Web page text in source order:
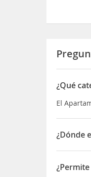
¿Qué
El
¿Dónde
El